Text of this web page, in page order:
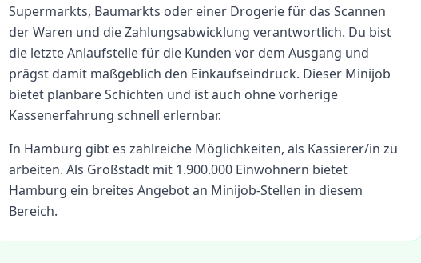
Supermarkts, Baumarkts oder einer Drogerie für das Scannen
der Waren und die Zahlungsabwicklung verantwortlich. Du bist
die letzte Anlaufstelle für die Kunden vor dem Ausgang und
prägst damit maßgeblich den Einkaufseindruck. Dieser Minijob
bietet planbare Schichten und ist auch ohne vorherige
Kassenerfahrung schnell erlernbar.
In Hamburg gibt es zahlreiche Möglichkeiten, als Kassierer/in zu
arbeiten. Als Großstadt mit 1.900.000 Einwohnern bietet
Hamburg ein breites Angebot an Minijob-Stellen in diesem
Bereich.